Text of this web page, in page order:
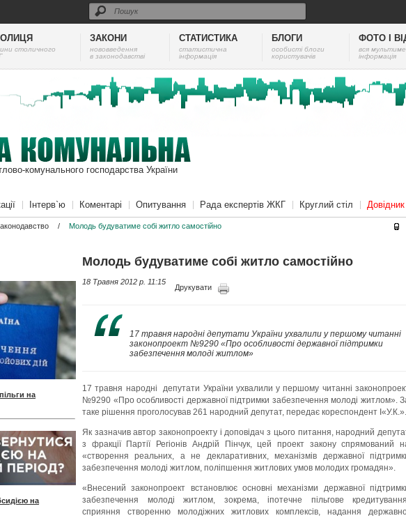
столичного
ЗАКОНИ
нововведення
в законодавстві
СТАТИСТИКА
cтатистична
інформація
БЛОГИ
особисті блоги
користувачів
ФОТО І
вся
інформація
комунального господарства України
Інтерв`ю Коментарі Опитування Рада експертів ЖКГ Круглий стіл
/ Молодь будуватиме собі житло самостійно
на
на
Молодь будуватиме собі житло самостійно
18 Травня 2012 p. 11:15
Друкувати
17 травня народні депутати України ухвалили у першому читанні
законопроект №9290 «Про особливості державної підтримки
забезпечення молоді житлом»
17 травня народні депутати України ухвалили у першому читанні
№9290 «Про особливості державної підтримки забезпечення молоді житлом».
таке рішення проголосував 261 народний депутат, передає кореспондент І«У.К.».
Як зазначив автор законопроекту і доповідач з цього питання, народний
з фракції Партії Регіонів Андрій Пінчук, цей проект закону спрямований
«створення реальних, а не декларативних, механізмів державної
забезпечення молоді житлом, поліпшення житлових умов молодих громадян».
«Внесений законопроект встановлює основні механізми державної
забезпечення молоді житлом, зокрема, іпотечне пільгове
сприяння створенню молодіжних житлових комплексів, надання